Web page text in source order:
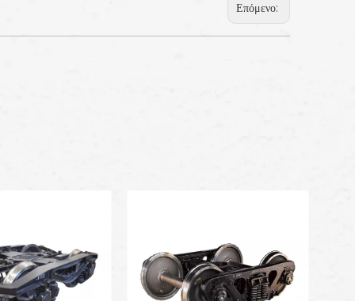
Επόμενο: